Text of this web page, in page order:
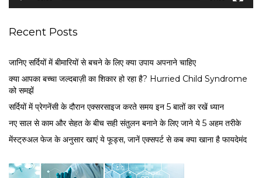
Recent Posts
जानिए सर्दियों में बीमारियों से बचने के लिए क्या उपाय अपनाने चाहिए
क्या आपका बच्चा जल्दबाज़ी का शिकार हो रहा है? Hurried Child Syndrome
को समझें
सर्द‍ियों में प्रेगनेंसी के दौरान एक्सरसाइज करते समय इन 5 बातों का रखें ध्यान
नए साल से काम और सेहत के बीच सही संतुलन बनाने के लिए जाने ये 5 अहम तरीके
मेंस्ट्रुअल फेज के अनुसार खाएं ये फूड्स, जानें एक्सपर्ट से कब क्या खाना है फायदेमंद